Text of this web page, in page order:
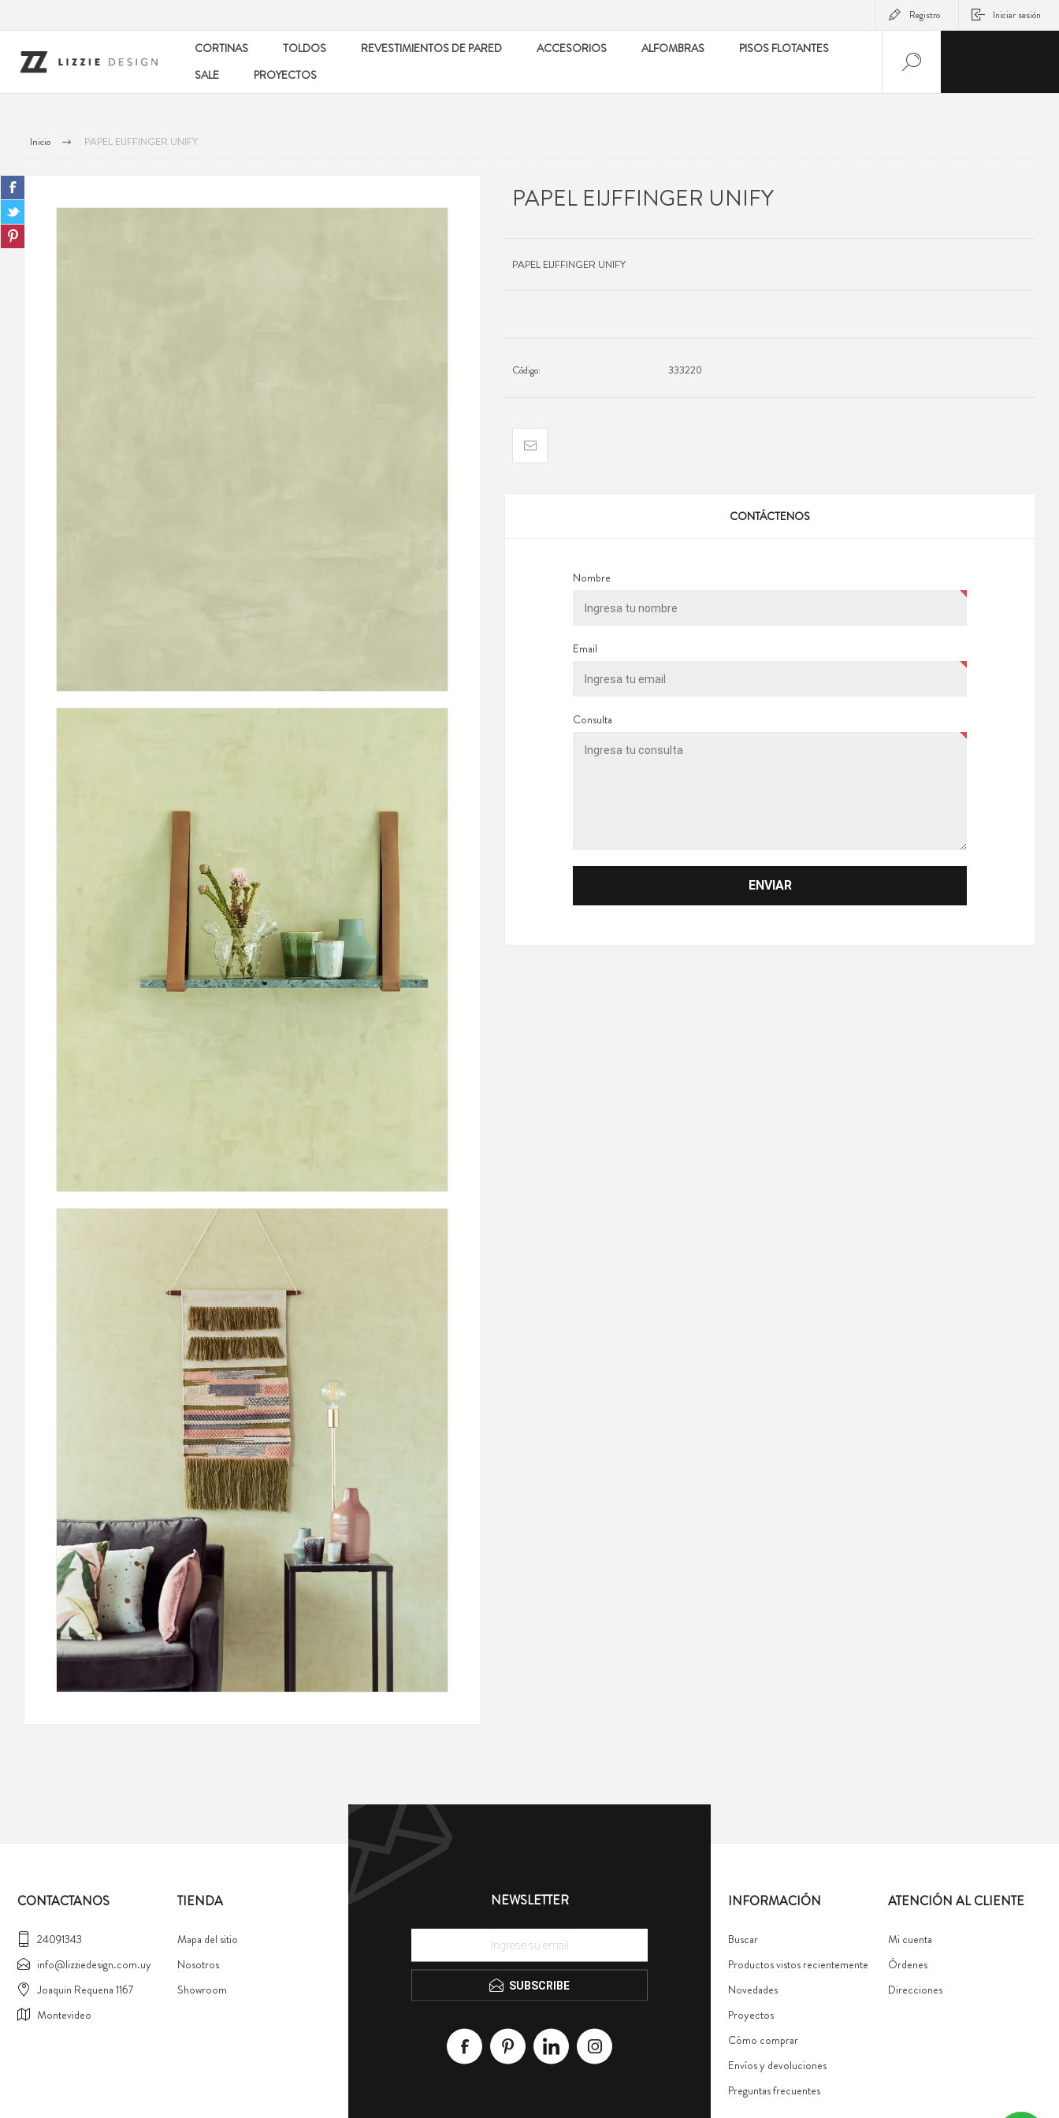
Registro Iniciar sesión
CORTINAS TOLDOS REVESTIMIENTOS DE PARED ACCESORIOS ALFOMBRAS
PISOS FLOTANTES
SALE
PROYECTOS
Inicio PAPEL EIJFFINGER UNIFY
PAPEL EIJFFINGER UNIFY
PAPEL EIJFFINGER UNIFY
Código: 333220
CONTÁCTENOS
Nombre
Email
Consulta
NEWSLETTER
SUBSCRIBE
CONTACTANOS
24091343
info@lizziedesign.com.uy
Joaquin Requena 1167
Montevideo
TIENDA
Mapa del sitio
Nosotros
Showroom
INFORMACIÓN
Buscar
Productos vistos recientemente
Novedades
Proyectos
Cómo comprar
Envíos y devoluciones
Preguntas frecuentes
ATENCIÓN AL CLIENTE
Mi cuenta
Órdenes
Direcciones